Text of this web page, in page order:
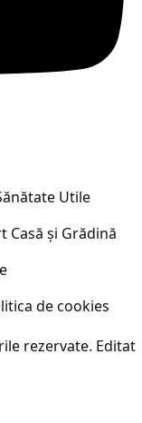
Utile
Casă și Grădină
de cookies
rezervate. Editat